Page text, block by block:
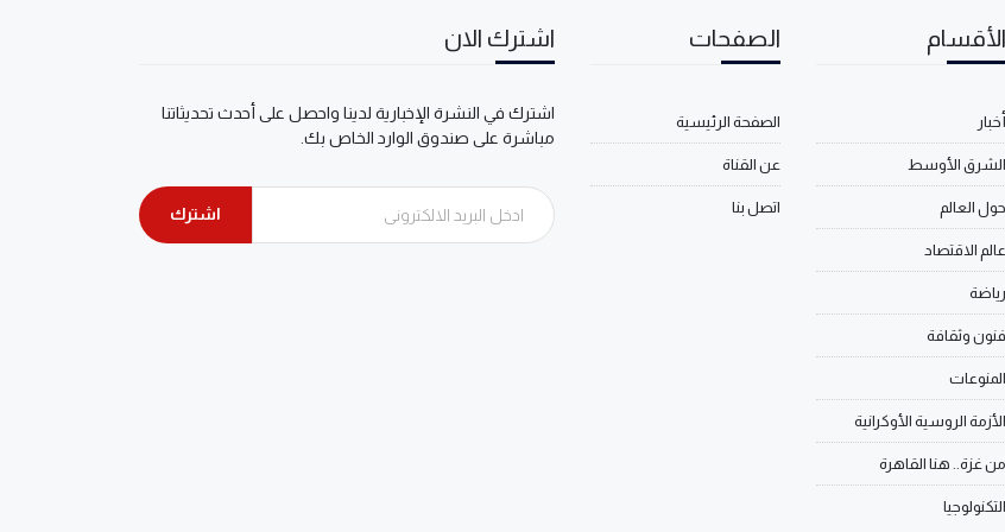
الأقسام
أخبار
الشرق الأوسط
حول العالم
عالم الاقتصاد
رياضة
فنون وثقافة
المنوعات
الأزمة الروسية الأوكرانية
من غزة.. هنا القاهرة
التكنولوجيا
الصفحات
الصفحة الرئيسية
عن القناة
اتصل بنا
اشترك الان
اشترك في النشرة الإخبارية لدينا واحصل على أحدث تحديثاتنا
مباشرة على صندوق الوارد الخاص بك.
اشترك